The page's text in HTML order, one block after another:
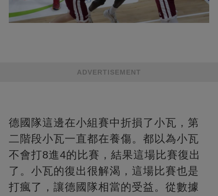
ADVERTISEMENT
德國隊這邊在小組賽中折損了小瓦，第
二階段小瓦一直都在養傷。都以為小瓦
不會打8進4的比賽，結果這場比賽復出
了。小瓦的復出很解渴，這場比賽也是
打瘋了，讓德國隊相當的受益。從數據